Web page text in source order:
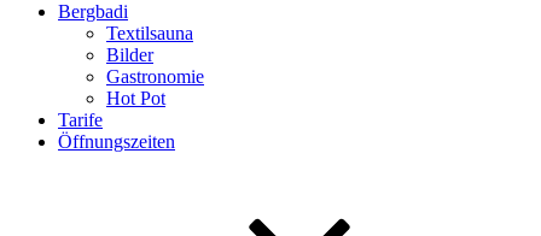
Bergbadi
Textilsauna
Bilder
Gastronomie
Hot Pot
Tarife
Öffnungszeiten